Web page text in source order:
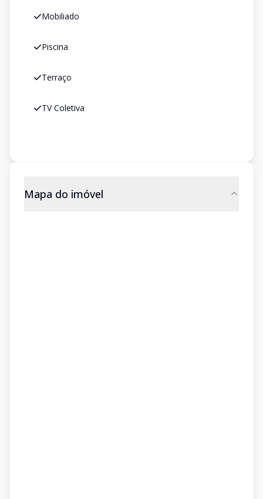
Mobiliado
Piscina
Terraço
TV Coletiva
Mapa do imóvel